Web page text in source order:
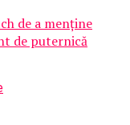
de a menține
de puternică